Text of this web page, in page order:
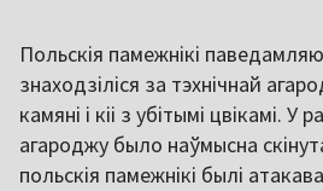
Польскія памежнікі
знаходзіліся за тэхнічнай
камяні і кіі з убітымі цвікамі. У
агароджу было наўмысна
польскія памежнікі былі